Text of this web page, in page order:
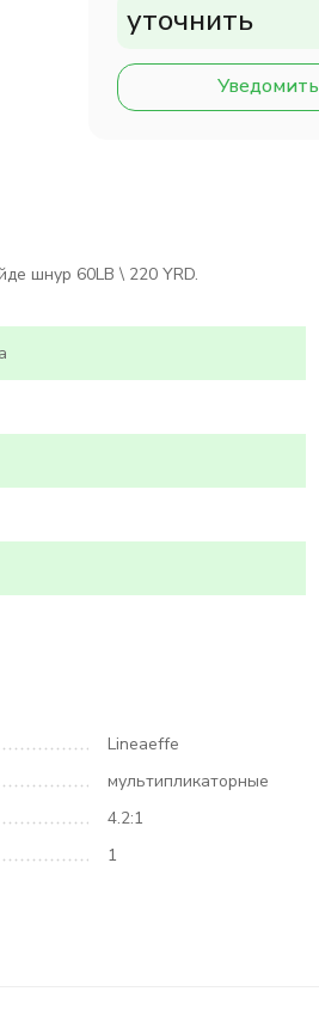
уточнить
Уведомить
шнур 60LB \ 220 YRD.
Lineaeffe
мультипликаторные
4.2:1
1